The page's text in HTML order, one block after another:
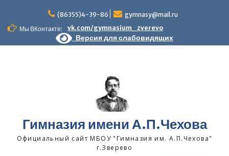
content
(86355)4-39-86
gymnasy@mail.ru
Мы ВКонтакте:
vk.com/gymnasium_zverevo
Версия для слабовидящих
Гимназия имени А.П.Чехова
Официальный сайт МБОУ "Гимназия им. А.П.Чехова"
г.Зверево